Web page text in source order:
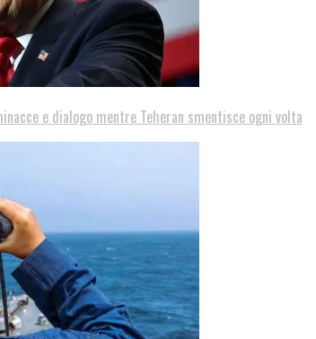
e dialogo mentre Teheran smentisce ogni volta